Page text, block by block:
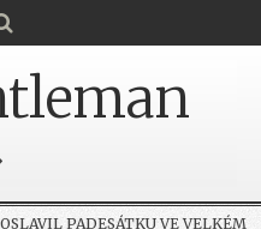
PADESÁTKU VE VELKÉM